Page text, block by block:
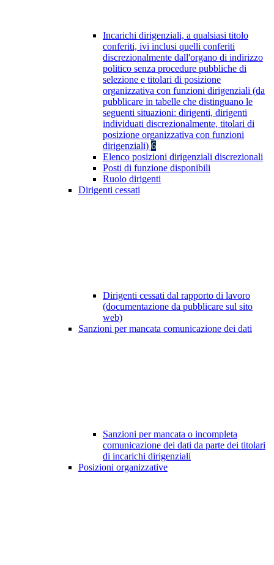
Incarichi dirigenziali, a qualsiasi titolo
conferiti, ivi inclusi quelli conferiti
discrezionalmente dall'organo di indirizzo
politico senza procedure pubbliche di
selezione e titolari di posizione
organizzativa con funzioni dirigenziali (da
pubblicare in tabelle che distinguano le
seguenti situazioni: dirigenti, dirigenti
individuati discrezionalmente, titolari di
posizione organizzativa con funzioni
dirigenziali) 6
Elenco posizioni dirigenziali discrezionali
Posti di funzione disponibili
Ruolo dirigenti
Dirigenti cessati
Dirigenti cessati dal rapporto di lavoro
(documentazione da pubblicare sul sito
web)
Sanzioni per mancata comunicazione dei dati
Sanzioni per mancata o incompleta
comunicazione dei dati da parte dei titolari
di incarichi dirigenziali
Posizioni organizzative